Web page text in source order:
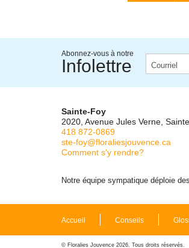
Abonnez-vous à notre
Infolettre
Sainte-Foy
2020, Avenue Jules Verne,
418 872-0869
ste-foy@floraliesjouvence.ca
Comment s'y rendre?
Notre équipe sympatique déploie
Accueil Conseils
© Floralies Jouvence 2026. Tous droits réservés.